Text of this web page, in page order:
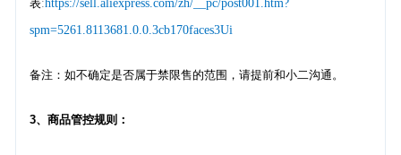
表:https://sell.aliexpress.com/zh/__pc/post001.htm?
spm=5261.8113681.0.0.3cb170faces3Ui
备注：如不确定是否属于禁限售的范围，请提前和小二沟通。
3、商品管控规则：